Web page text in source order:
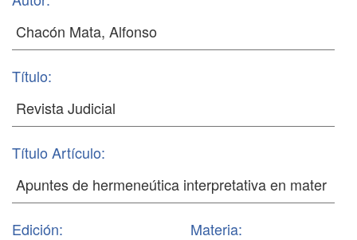
Título:
Título Artículo:
Edición: Materia: